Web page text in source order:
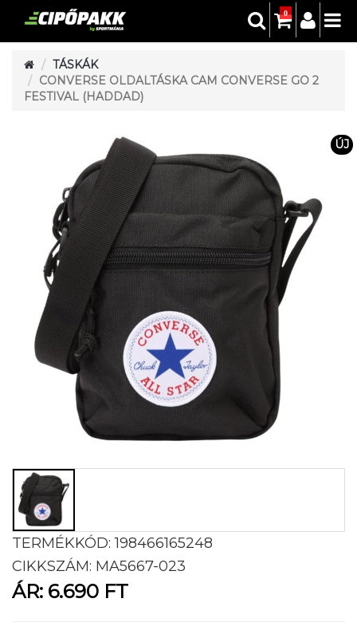
0
TÁSKÁK
CONVERSE OLDALTÁSKA CAM CONVERSE GO 2
FESTIVAL (HADDAD)
ÚJ
TERMÉKKÓD:198466165248
CIKKSZÁM: MA5667-023
ÁR: 6.690 FT